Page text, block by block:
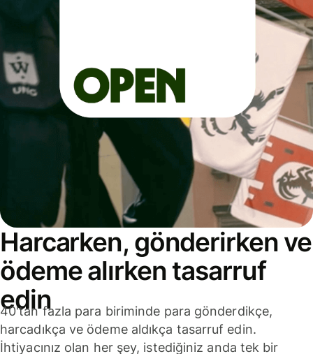
Harcarken, gönderirken ve
ödeme alırken tasarruf
edin
40'tan fazla para biriminde para gönderdikçe,
harcadıkça ve ödeme aldıkça tasarruf edin.
İhtiyacınız olan her şey, istediğiniz anda tek bir